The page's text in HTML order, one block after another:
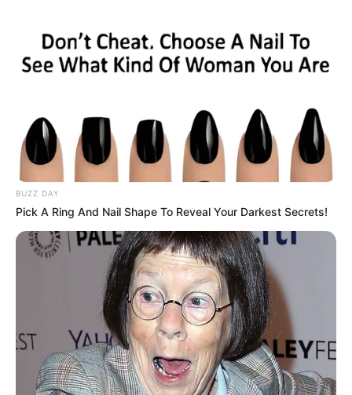
GUATEMALA DENTAL
Over 50 And Struggling With Knee Stiffness? Don't
เรื่องอื่นๆ ที่น่าสนใจ
BUZZ DAY
Pick A Ring And Nail Shape To Reveal Your Darkest Secrets!